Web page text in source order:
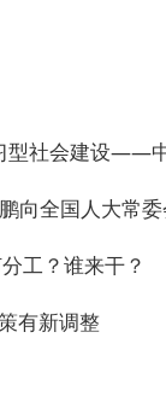
建设——中国成协
向全国人大常
工？谁来干？
有新调整